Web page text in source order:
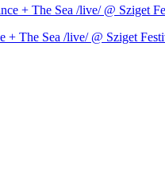
The Sea /live/ @ Sziget